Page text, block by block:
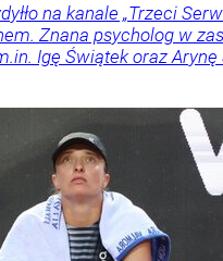
na kanale „Trzeci
Znana psycholog w
Igę Świątek oraz Arynę